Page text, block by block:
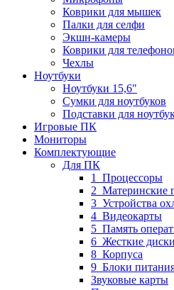
Коврики для мышек
Палки для селфи
Экшн-камеры
Коврики для
Чехлы
Ноутбуки
Ноутбуки 15,6"
Сумки для ноутбуков
Подставки для
Игровые ПК
Мониторы
Комплектующие
Для ПК
1_Процессоры
2_Материнские
3_Устройства
4_Видеокарты
5_Память
6_Жесткие диски
8_Корпуса
9_Блоки
Звуковые карты